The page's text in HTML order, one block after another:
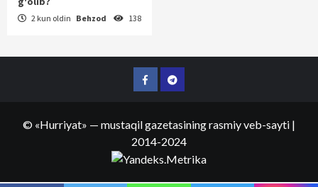
2 kun oldin Behzod 138
FacebookTelegram
© «Hurriyat» — mustaqil gazetasining rasmiy veb-sayti |
2014-2024